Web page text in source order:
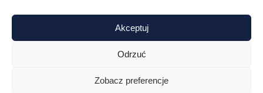
Akceptuj
Odrzuć
Zobacz preferencje
Certyfikat SSL
Zaufany sprzedawca
Sprawdź opinie